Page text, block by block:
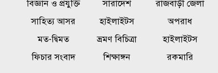
নওগাঁয় বিজিবির উদ্যোগে মাসব্যাপী
কারিগরি প্রশিক্ষণ শুরু
বিজ্ঞান ও প্রযুক্তি
সারাদেশ
রাজবাড়ী জেলা
সাহিত্য আসর
হাইলাইটস
অপরাধ
মত-দ্বিমত
ভ্রমণ বিচিত্রা
হাইলাইটস
ফিচার সংবাদ
শিক্ষাঙ্গন রকমারি